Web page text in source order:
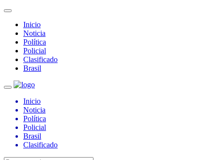
Inicio
Noticia
Política
Policial
Clasificado
Brasil
Inicio
Noticia
Política
Policial
Brasil
Clasificado